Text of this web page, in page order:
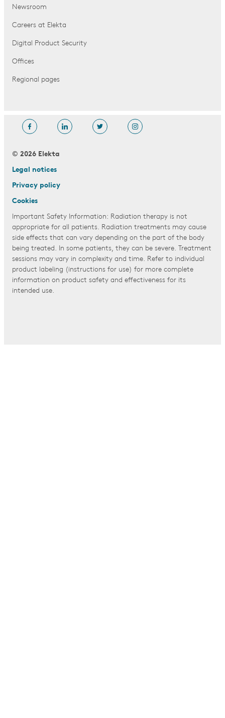
Newsroom
Careers at Elekta
Digital Product Security
Offices
Regional pages
© 2026 Elekta
Legal notices
Privacy policy
Cookies
Important Safety Information: Radiation therapy is not
appropriate for all patients. Radiation treatments may cause
side effects that can vary depending on the part of the body
being treated. In some patients, they can be severe. Treatment
sessions may vary in complexity and time. Refer to individual
product labeling (instructions for use) for more complete
information on product safety and effectiveness for its
intended use.